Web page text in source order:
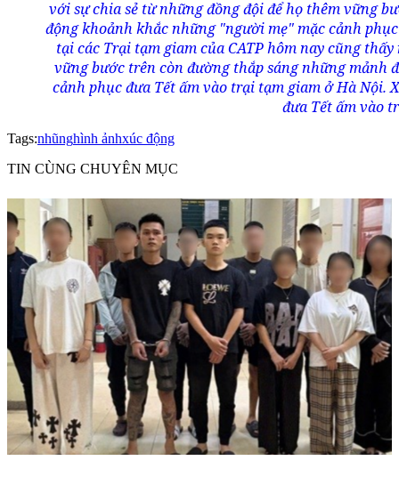
Tags:nhũnghình ảnhxúc động
TIN CÙNG CHUYÊN MỤC